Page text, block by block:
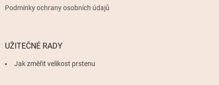
Podmínky ochrany osobních údajů
UŽITEČNÉ RADY
Jak změřit velikost prstenu